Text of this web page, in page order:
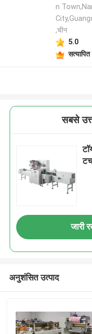
n
,चीन
5.0
सबसे
जारी
अनुशंसित उत्पाद